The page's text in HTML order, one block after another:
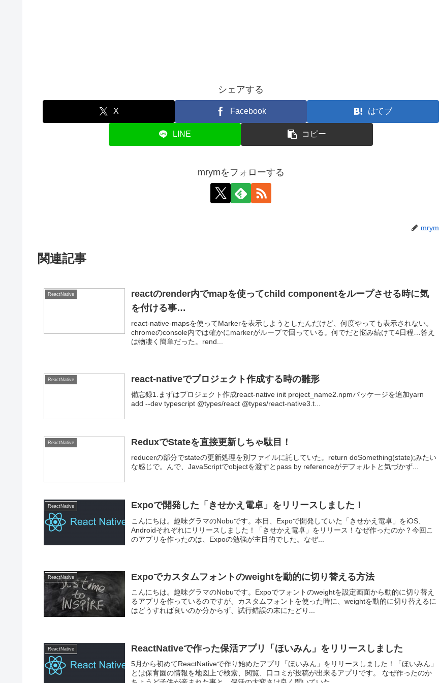
シェアする
X Facebook はてブ
LINE コピー
mrymをフォローする
mrym
関連記事
ReactNative
reactのrender内でmapを使ってchild componentをループさせる時に気
を付ける事…
react-native-mapsを使ってMarkerを表示しようとしたんだけど、何度やっても表示されない。
chromeのconsole内では確かにmarkerがループで回っている。何でだと悩み続けて4日程…答え
は物凄く簡単だった。rend...
ReactNative react-nativeでプロジェクト作成する時の雛形
備忘録1.まずはプロジェクト作成react-native init project_name2.npmパッケージを追加yarn
add --dev typescript @types/react @types/react-native3.t...
ReactNative ReduxでStateを直接更新しちゃ駄目！
reducerの部分でstateの更新処理を別ファイルに託していた。return doSomething(state);みたい
な感じで。んで、JavaScriptでobjectを渡すとpass by referenceがデフォルトと気づかず...
ReactNative Expoで開発した「きせかえ電卓」をリリースしました！
こんにちは。趣味グラマのNobuです。本日、Expoで開発していた「きせかえ電卓」をiOS、
Androidそれぞれにリリースしました！「きせかえ電卓」をリリース！なぜ作ったのか？今回こ
のアプリを作ったのは、Expoの勉強が主目的でした。なぜ...
ReactNative Expoでカスタムフォントのweightを動的に切り替える方法
こんにちは。趣味グラマのNobuです。Expoでフォントのweightを設定画面から動的に切り替え
るアプリを作っているのですが、カスタムフォントを使った時に、weightを動的に切り替えるに
はどうすれば良いのか分からず、試行錯誤の末にたどり...
ReactNative ReactNativeで作った保活アプリ「ほいみん」をリリースしました
5月から初めてReactNativeで作り始めたアプリ「ほいみん」をリリースしました！「ほいみん」
とは保育園の情報を地図上で検索、閲覧、口コミが投稿が出来るアプリです。 なぜ作ったのか